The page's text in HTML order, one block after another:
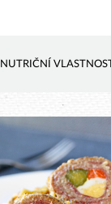
NUTRIČNÍ